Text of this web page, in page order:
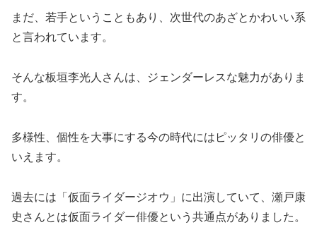
まだ、若手ということもあり、次世代のあざとかわいい系
と言われています。
そんな板垣李光人さんは、ジェンダーレスな魅力がありま
す。
多様性、個性を大事にする今の時代にはピッタリの俳優と
いえます。
過去には「仮面ライダージオウ」に出演していて、瀬戸康
史さんとは仮面ライダー俳優という共通点がありました。